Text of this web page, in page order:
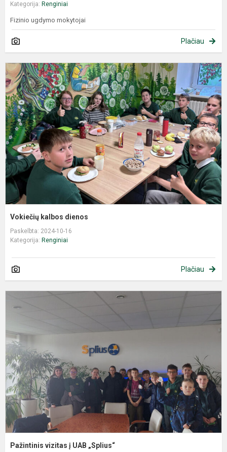
Kategorija: Renginiai
Fizinio ugdymo mokytojai
Plačiau
Vokiečių kalbos dienos
Paskelbta: 2024-10-16
Kategorija: Renginiai
Plačiau
Pažintinis vizitas į UAB „Splius“